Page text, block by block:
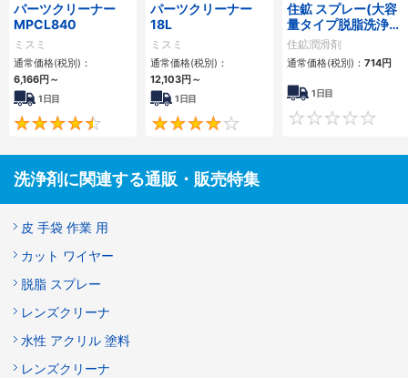
パーツクリーナー
MPCL840
ミスミ
通常価格(税別)：
6,166円 ～
1日目
4.7
パーツクリーナー
18L
ミスミ
通常価格(税別)：
12,103円 ～
1日目
4.2
住鉱 スプレー(大容
量タイプ脱脂洗浄
剤) パーツクリーナ
ージャンボ 840ml
住鉱潤滑剤
通常価格(税別)： 714円
1日目
洗浄剤に関連する通販・販売特集
皮 手袋 作業 用
カット ワイヤー
脱脂 スプレー
レンズクリーナ
水性 アクリル 塗料
レンズクリーナ